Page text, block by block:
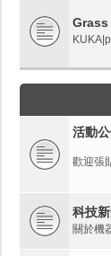
活動
歡迎張
科技
關於機